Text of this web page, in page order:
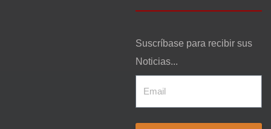
Suscríbase para recibir sus
Noticias...